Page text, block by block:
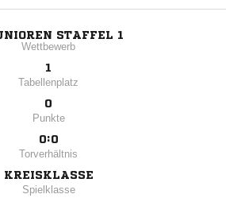
STAFFEL 1
Wettbewerb
1
Tabellenplatz
0
Punkte
0:0
Torverhältnis
KREISKLASSE
Spielklasse